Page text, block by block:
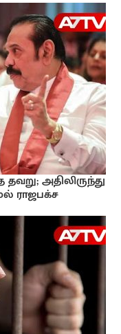
அதிலிருந்து
ராஜபக்ச